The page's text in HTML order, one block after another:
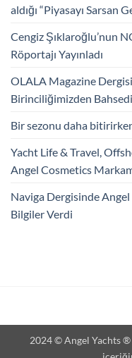
aldığı “Piyasayı Sarsan
Cengiz Şıklaroğlu’nun
Röportajı Yayınladı
OLALA Magazine
Birinciliğimizden
Bir sezonu daha
Yacht Life & Travel,
Angel Cosmetics
Naviga Dergisinde Angel
Bilgiler Verdi
2024 © Angel Yachts